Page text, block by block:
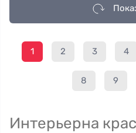
1 2 3 4
8 9
Интерьерна